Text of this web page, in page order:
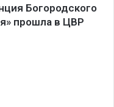
Богородского
прошла в ЦВР